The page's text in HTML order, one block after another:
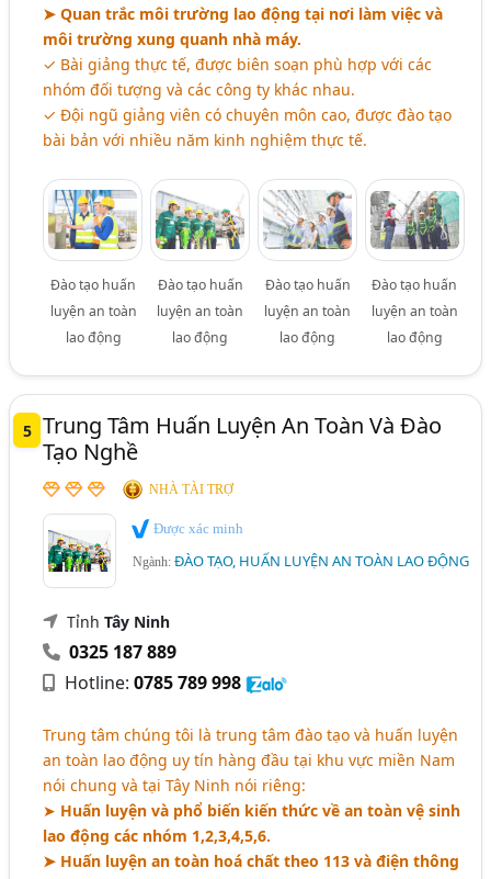
➤ Quan trắc môi trường lao động tại nơi làm việc và
môi trường xung quanh nhà máy.
✓ Bài giảng thực tế, được biên soạn phù hợp với các
nhóm đối tượng và các công ty khác nhau.
✓ Đội ngũ giảng viên có chuyên môn cao, được đào tạo
bài bản với nhiều năm kinh nghiệm thực tế.
Đào tạo huấn
luyện an toàn
lao động
Đào tạo huấn
luyện an toàn
lao động
Đào tạo huấn
luyện an toàn
lao động
Đào tạo huấn
luyện an toàn
lao động
5 Trung Tâm Huấn Luyện An Toàn Và Đào
Tạo Nghề
NHÀ TÀI TRỢ
Được xác minh
Ngành:ĐÀO TẠO, HUẤN LUYỆN AN TOÀN LAO ĐỘNG
TỉnhTây Ninh
0325 187 889
Hotline:0785 789 998
Trung tâm chúng tôi là trung tâm đào tạo và huấn luyện
an toàn lao động uy tín hàng đầu tại khu vực miền Nam
nói chung và tại Tây Ninh nói riêng:
➤ Huấn luyện và phổ biến kiến thức về an toàn vệ sinh
lao động các nhóm 1,2,3,4,5,6.
➤ Huấn luyện an toàn hoá chất theo 113 và điện thông